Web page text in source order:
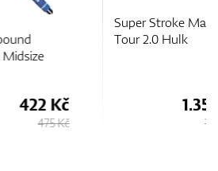
Doplňky
Super Stroke Marvel
Tour 2.0 Hulk
1.350 Kč